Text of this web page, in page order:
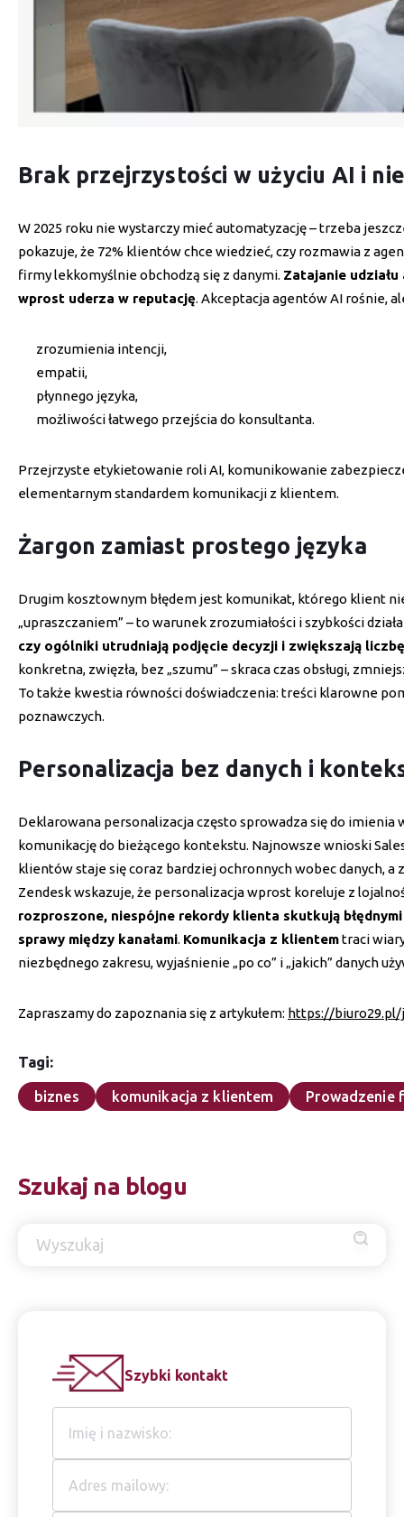
Brak przejrzystości w użyciu AI i
W 2025 roku nie wystarczy mieć automatyzację – trzeba
pokazuje, że 72% klientów chce wiedzieć, czy rozmawia z
firmy lekkomyślnie obchodzą się z danymi. Zatajanie
wprost uderza w reputację. Akceptacja agentów AI rośnie,
zrozumienia intencji,
empatii,
płynnego języka,
możliwości łatwego przejścia do konsultanta.
Przejrzyste etykietowanie roli AI, komunikowanie
elementarnym standardem komunikacji z klientem.
Żargon zamiast prostego języka
Drugim kosztownym błędem jest komunikat, którego klient
„upraszczaniem” – to warunek zrozumiałości i szybkości
czy ogólniki utrudniają podjęcie decyzji i zwiększają
konkretna, zwięzła, bez „szumu” – skraca czas obsługi,
To także kwestia równości doświadczenia: treści klarowne
poznawczych.
Personalizacja bez danych i
Deklarowana personalizacja często sprowadza się do imienia
komunikację do bieżącego kontekstu. Najnowsze wnioski
klientów staje się coraz bardziej ochronnych wobec danych,
Zendesk wskazuje, że personalizacja wprost koreluje z
rozproszone, niespójne rekordy klienta skutkują
sprawy między kanałami. Komunikacja z klientemtraci
niezbędnego zakresu, wyjaśnienie „po co” i „jakich” danych
Zapraszamy do zapoznania się z artykułem: https://
Tagi:
biznes komunikacja z klientem Prowadzenie
Szukaj na blogu
Szybki kontakt